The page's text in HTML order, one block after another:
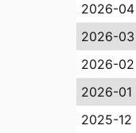
2026-04
2026-03
2026-02
2026-01
2025-12